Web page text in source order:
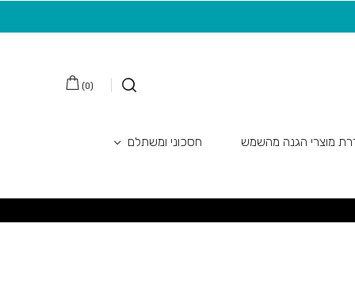
(
0
)
מוצרי הגנה מהשמש חסכוני ומשתלם